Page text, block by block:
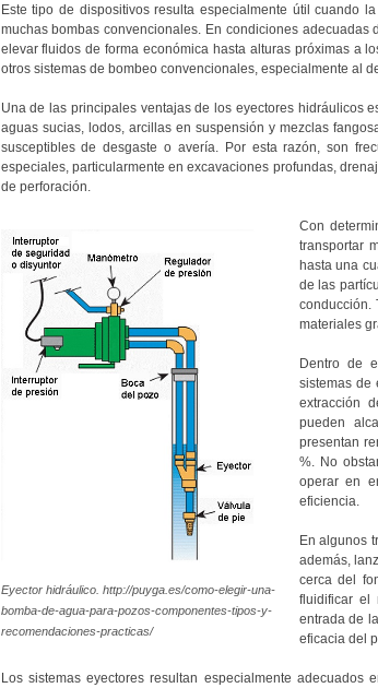
Este tipo de dispositivos resulta especialmente útil cuando
muchas bombas convencionales. En condiciones
elevar fluidos de forma económica hasta alturas próximas a
otros sistemas de bombeo convencionales, especialmente al
Una de las principales ventajas de los eyectores hidráulicos
aguas sucias, lodos, arcillas en suspensión y mezclas
susceptibles de desgaste o avería. Por esta razón, son
especiales, particularmente en excavaciones profundas,
de perforación.
Eyector hidráulico. http://puyga.es/como-elegir-una-
bomba-de-agua-para-pozos-componentes-tipos-y-
recomendaciones-practicas/
Con
transportar
hasta una
de las
conducción.
materiales
Dentro de
sistemas de
extracción
pueden
presentan
%. No
operar en
eficiencia.
En algunos
además,
cerca del
fluidificar el
entrada de
eficacia del
Los sistemas eyectores resultan especialmente